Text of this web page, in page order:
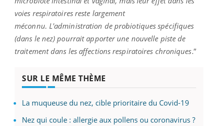
voies respiratoires reste largement
méconnu. L'administration de probiotiques spécifiques
(dans le nez) pourrait apporter une nouvelle piste de
traitement dans les affections respiratoires chroniques.”
SUR LE MÊME THÈME
La muqueuse du nez, cible prioritaire du Covid-19
Nez qui coule : allergie aux pollens ou coronavirus ?